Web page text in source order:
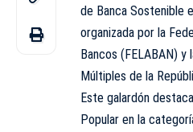
de Banca Sostenible
organizada por la
Bancos (FELABAN) y
Múltiples de la
Este galardón
Popular en la